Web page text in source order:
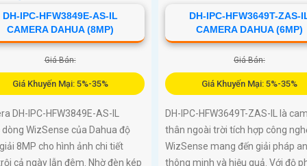
DH-IPC-HFW3849E-AS-IL
CAMERA DAHUA (8MP)
Giá Bán:
Giá Khuyến Mại: 5%-35%
DH-IPC-HFW3849E-AS-IL
WizSense của Dahua độ
8MP cho hình ảnh chi tiết
cả ngày lẫn đêm. Nhờ đèn kép
DH-IPC-HFW3649T-ZAS-
CAMERA DAHUA (6MP)
Giá Bán:
Giá Khuyến Mại: 5%-35%
DH-IPC-HFW3649T-ZAS-IL là
thân ngoài trời tích hợp công
WizSense mang đến giải pháp
thông minh và hiệu quả. Với độ